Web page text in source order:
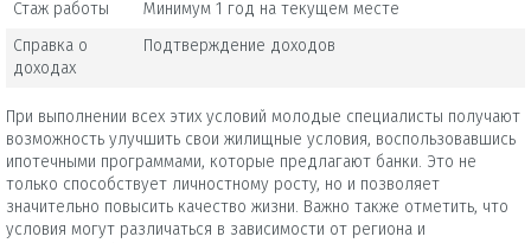
Стаж работы Минимум 1 год на текущем месте
Справка о
доходах
Подтверждение доходов
При выполнении всех этих условий молодые специалисты получают
возможность улучшить свои жилищные условия, воспользовавшись
ипотечными программами, которые предлагают банки. Это не
только способствует личностному росту, но и позволяет
значительно повысить качество жизни. Важно также отметить, что
условия могут различаться в зависимости от региона и